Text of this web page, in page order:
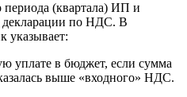
периода (квартала) ИП и
декларации по НДС. В
указывает:
уплате в бюджет, если сумма
выше «входного» НДС.